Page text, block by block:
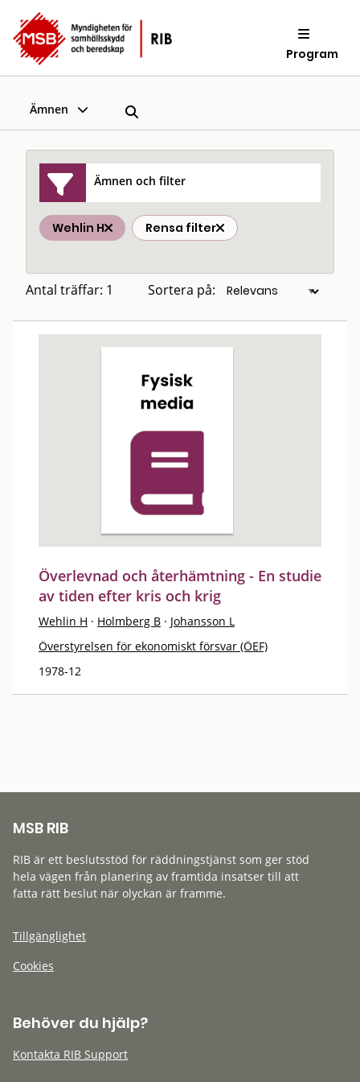
Program
Ämnen
Ämnen och filter
Wehlin H Rensa filter
Antal träffar: 1 Sortera på:
Överlevnad och återhämtning - En studie
av tiden efter kris och krig
Wehlin H · Holmberg B · Johansson L
Överstyrelsen för ekonomiskt försvar (ÖEF)
1978-12
MSB RIB
RIB är ett beslutsstöd för räddningstjänst som ger stöd
hela vägen från planering av framtida insatser till att
fatta rätt beslut när olyckan är framme.
Tillgänglighet
Cookies
Behöver du hjälp?
Kontakta RIB Support